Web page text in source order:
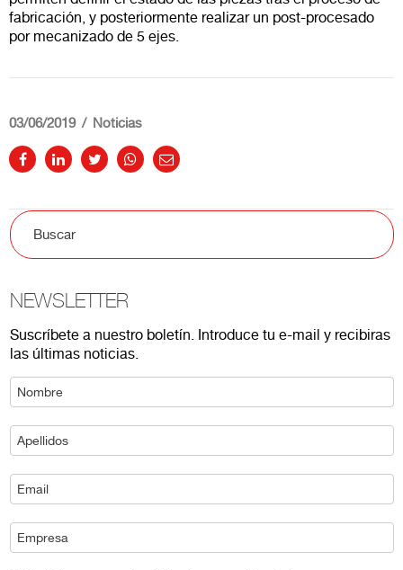
fabricación, y posteriormente realizar un post-procesado
por mecanizado de 5 ejes.
03/06/2019 Noticias
NEWSLETTER
Suscríbete a nuestro boletín. Introduce tu e-mail y recibiras
las últimas noticias.